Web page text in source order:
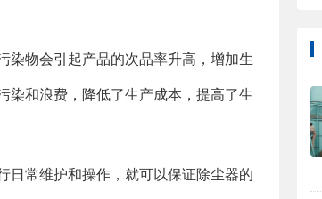
染物会引起产品的次品率升高，增加生
染和浪费，降低了生产成本，提高了生
日常维护和操作，就可以保证除尘器的